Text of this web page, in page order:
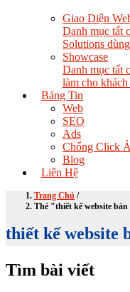
Giao Diện
Danh mục tất
Solutions
Showcase
Danh mục tất
làm cho
Bảng Tin
Web
SEO
Ads
Chống Click
Blog
Liên Hệ
Trang Chủ /
Thẻ "thiết kế website
thiết kế website
Tìm bài viết